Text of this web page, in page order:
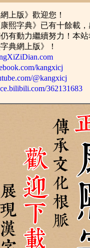
版》歡迎您！
字典》已有十餘載，
有動力繼續努力！本
典網上版》！
kangxicj
@kangxicj
362131683